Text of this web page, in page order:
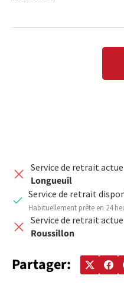
DIMINUER LA
Service de retrait
Longueuil
Service de retrait
Habituellement prête en 24
Service de retrait
Roussillon
Partager: